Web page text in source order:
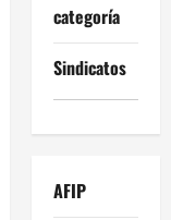
categoría
Sindicatos
AFIP